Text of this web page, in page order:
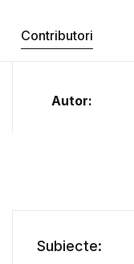
Contributori
Autor:
Subiecte: